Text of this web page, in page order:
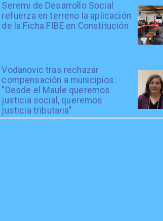
Seremi de Desarrollo Social
refuerza en terreno la aplicación
de la Ficha FIBE en Constitución
Vodanovic tras rechazar
compensación a municipios:
"Desde el Maule queremos
justicia social, queremos
justicia tributaria"